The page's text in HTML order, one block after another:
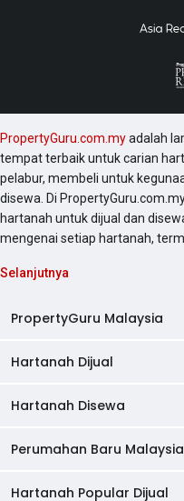
PropertyGuru.com.myadalah
tempat terbaik untuk carian
pelabur, membeli untuk
disewa. Di
hartanah untuk dijual dan
mengenai setiap hartanah,
Selanjutnya
PropertyGuru Malaysia
AskGuru
Direktori Ejen
Hartanah Dijual
Kondo Dijual
Hartanah Disewa
Kondo Disewa
Perumahan Baru Malaysia
Perumahan Baru di Johor
Hartanah Popular Dijual